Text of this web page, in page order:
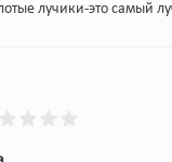
лучики-это самый